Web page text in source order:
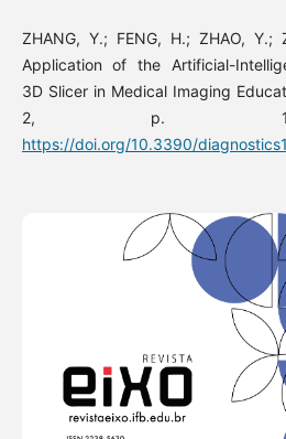
ZHANG, Y.; FENG, H.; ZHAO, Y.;
Application of the Artificial-
3D Slicer in Medical Imaging
2, p.
https://doi.org/10.3390/